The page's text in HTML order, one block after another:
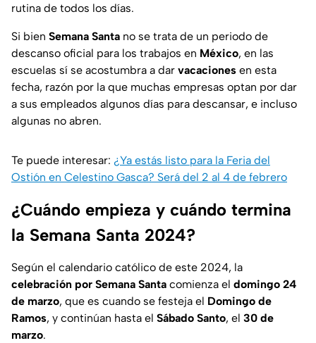
rutina de todos los días.
Si bien Semana Santa no se trata de un periodo de
descanso oficial para los trabajos en México, en las
escuelas sí se acostumbra a dar vacaciones en esta
fecha, razón por la que muchas empresas optan por dar
a sus empleados algunos días para descansar, e incluso
algunas no abren.
Te puede interesar: ¿Ya estás listo para la Feria del
Ostión en Celestino Gasca? Será del 2 al 4 de febrero
¿Cuándo empieza y cuándo termina
la Semana Santa 2024?
Según el calendario católico de este 2024, la
celebración por Semana Santa comienza el domingo 24
de marzo, que es cuando se festeja el Domingo de
Ramos, y continúan hasta el Sábado Santo, el 30 de
marzo.